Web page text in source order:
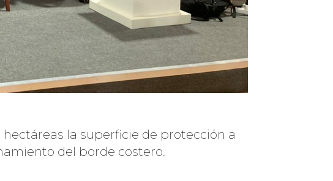
la superficie de protección a
del borde costero.